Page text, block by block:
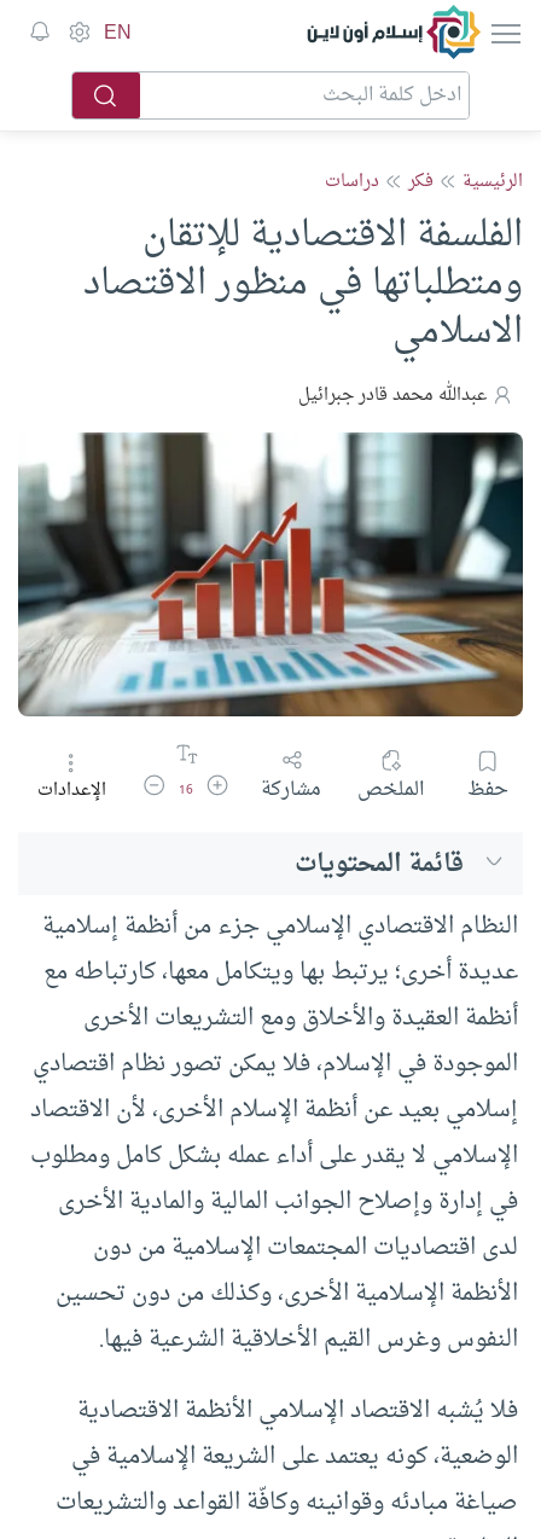
إسلام أون لاين EN
الرئيسية فكر دراسات
الفلسفة الاقتصادية للإتقان
ومتطلباتها في منظور الاقتصاد
الاسلامي
عبدالله محمد قادر جبرائيل
حفظ الملخص مشاركة زيادة حجم الخط
16 تقليل حجم الخط
الإعدادات
قائمة المحتويات
النظام الاقتصادي الإسلامي جزء من أنظمة إسلامية
عديدة أخرى؛ يرتبط بها ويتكامل معها، كارتباطه مع
أنظمة العقيدة والأخلاق ومع التشريعات الأخرى
الموجودة في الإسلام، فلا يمكن تصور نظام اقتصادي
إسلامي بعيد عن أنظمة الإسلام الأخرى، لأن الاقتصاد
الإسلامي لا يقدر على أداء عمله بشكل كامل ومطلوب
في إدارة وإصلاح الجوانب المالية والمادية الأخرى
لدى اقتصاديات المجتمعات الإسلامية من دون
الأنظمة الإسلامية الأخرى، وكذلك من دون تحسين
النفوس وغرس القيم الأخلاقية الشرعية فيها.
فلا يُشبه الاقتصاد الإسلامي الأنظمة الاقتصادية
الوضعية، كونه يعتمد على الشريعة الإسلامية في
صياغة مبادئه وقوانينه وكافّة القواعد والتشريعات